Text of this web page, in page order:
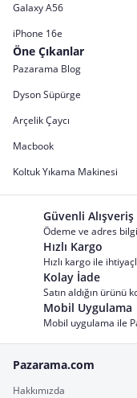
Galaxy A56
iPhone 16e
Öne Çıkanlar
Pazarama Blog
Dyson Süpürge
Arçelik Çaycı
Macbook
Koltuk Yıkama Makinesi
Güvenli Alışveriş
Ödeme ve adres
Hızlı Kargo
Hızlı kargo ile
Kolay İade
Satın aldığın ürünü
Mobil Uygulama
Mobil uygulama ile
Pazarama.com
Hakkımızda